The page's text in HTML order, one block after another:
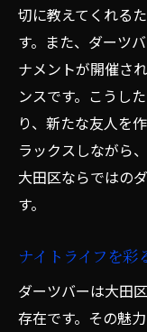
東京都大
探す
ダーツを
一人で
東京都大田区
達法
地元のプ
スコアア
ダーツ
切に教えてくれる
す。また、ダーツ
ナメントが開催さ
ンスです。こうし
り、新たな友人を
ラックスしながら
大田区ならではの
す。
ナイトライフを彩
ダーツバーは大田
存在です。その魅